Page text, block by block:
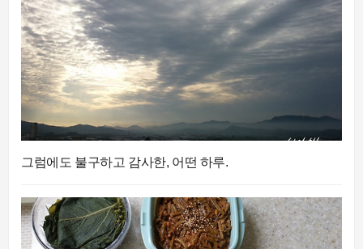
그럼에도 불구하고 감사한, 어떤 하루.